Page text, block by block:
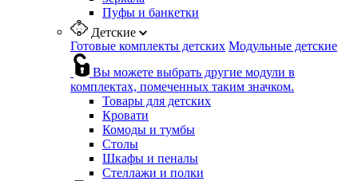
Пуфы и банкетки
Детские
Готовые комплекты детских Модульные детские
Вы можете выбрать другие модули в
комплектах, помеченных таким значком.
Товары для детских
Кровати
Комоды и тумбы
Столы
Шкафы и пеналы
Стеллажи и полки